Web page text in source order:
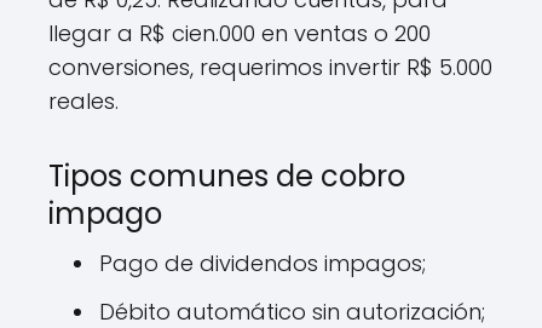
llegar a R$ cien.000 en ventas o 200
conversiones, requerimos invertir R$ 5.000
reales.
Tipos comunes de cobro
impago
Pago de dividendos impagos;
Débito automático sin autorización;